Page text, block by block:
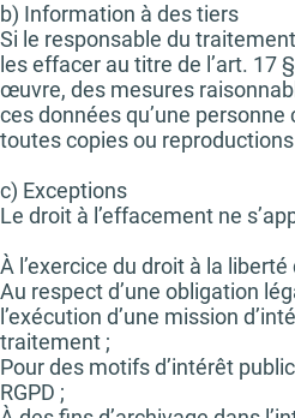
b) Information à des tiers
Si le responsable du
les effacer au titre de l’art. 17
œuvre, des mesures
ces données qu’une
toutes copies ou
c) Exceptions
Le droit à l’effacement ne
À l’exercice du droit à la
Au respect d’une obligation
l’exécution d’une mission
traitement ;
Pour des motifs d’intérêt
RGPD ;